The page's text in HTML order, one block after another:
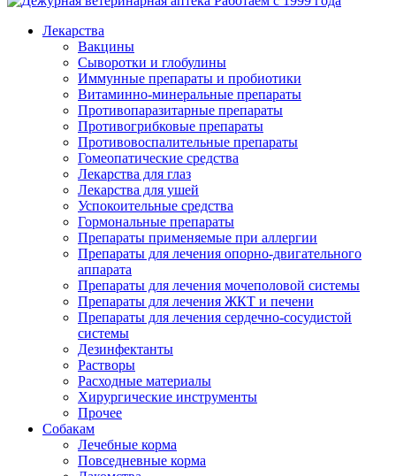
Лекарства
Вакцины
Сыворотки и глобулины
Иммунные препараты и пробиотики
Витаминно-минеральные препараты
Противопаразитарные препараты
Противогрибковые препараты
Противовоспалительные препараты
Гомеопатические средства
Лекарства для глаз
Лекарства для ушей
Успокоительные средства
Гормональные препараты
Препараты применяемые при аллергии
Препараты для лечения опорно-двигательного
аппарата
Препараты для лечения мочеполовой системы
Препараты для лечения ЖКТ и печени
Препараты для лечения сердечно-сосудистой
системы
Дезинфектанты
Растворы
Расходные материалы
Хирургические инструменты
Прочее
Собакам
Лечебные корма
Повседневные корма